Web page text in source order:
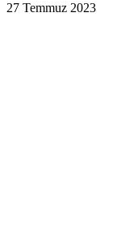
27 Temmuz 2023